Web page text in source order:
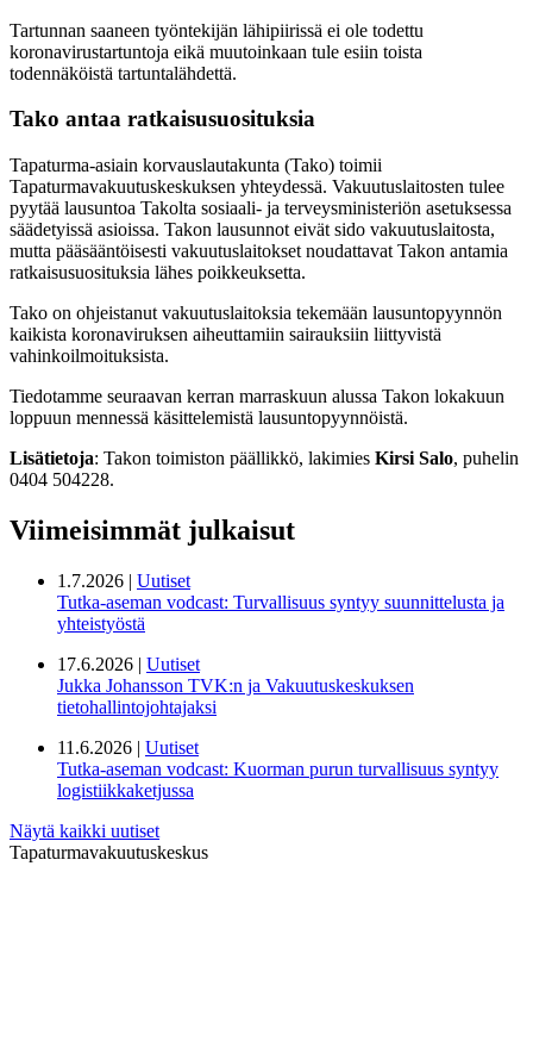
Tartunnan saaneen työntekijän lähipiirissä ei ole todettu
koronavirustartuntoja eikä muutoinkaan tule esiin toista
todennäköistä tartuntalähdettä.
Tako antaa ratkaisusuosituksia
Tapaturma-asiain korvauslautakunta (Tako) toimii
Tapaturmavakuutuskeskuksen yhteydessä. Vakuutuslaitosten tulee
pyytää lausuntoa Takolta sosiaali- ja terveysministeriön asetuksessa
säädetyissä asioissa. Takon lausunnot eivät sido vakuutuslaitosta,
mutta pääsääntöisesti vakuutuslaitokset noudattavat Takon antamia
ratkaisusuosituksia lähes poikkeuksetta.
Tako on ohjeistanut vakuutuslaitoksia tekemään lausuntopyynnön
kaikista koronaviruksen aiheuttamiin sairauksiin liittyvistä
vahinkoilmoituksista.
Tiedotamme seuraavan kerran marraskuun alussa Takon lokakuun
loppuun mennessä käsittelemistä lausuntopyynnöistä.
Lisätietoja: Takon toimiston päällikkö, lakimies Kirsi Salo, puhelin
0404 504228.
Viimeisimmät julkaisut
1.7.2026 | Uutiset
Tutka-aseman vodcast: Turvallisuus syntyy suunnittelusta ja
yhteistyöstä
17.6.2026 | Uutiset
Jukka Johansson TVK:n ja Vakuutuskeskuksen
tietohallintojohtajaksi
11.6.2026 | Uutiset
Tutka-aseman vodcast: Kuorman purun turvallisuus syntyy
logistiikkaketjussa
Näytä kaikki uutiset
Tapaturmavakuutuskeskus